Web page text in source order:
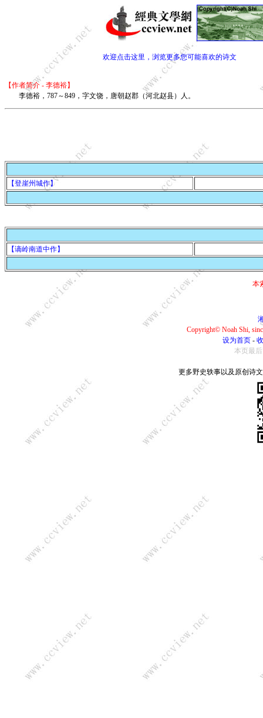
欢迎点击这里，浏览更多您可能喜欢的诗文
【作者简介 - 李德裕】
李德裕，787～849，字文饶，唐朝赵郡（河北赵县）人。
【登崖州城作】
【谪岭南道中作】
本
Copyright© Noah Shi,
设为首页 -
本页最后
更多野史轶事以及原创诗